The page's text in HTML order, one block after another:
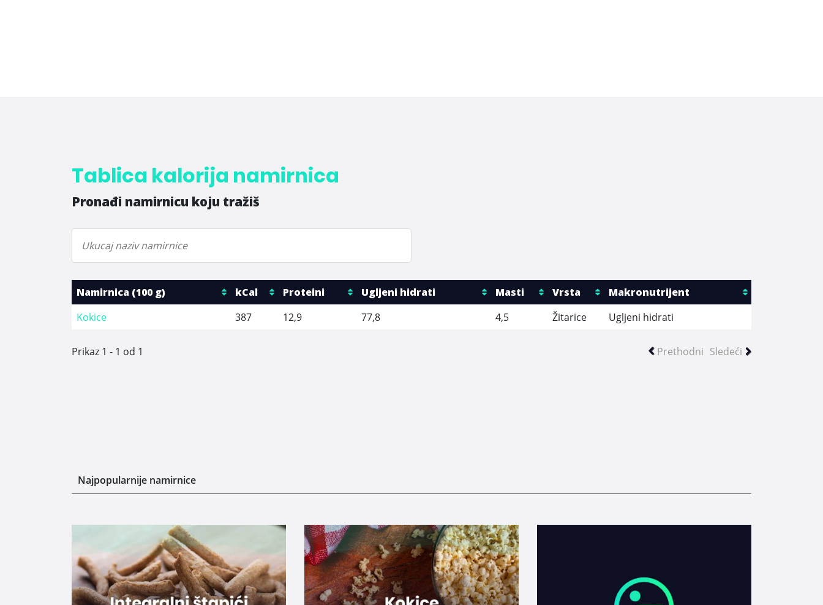
Tablica kalorija namirnica
Pronađi namirnicu koju tražiš
Namirnica (100 g) kCal Proteini Ugljeni hidrati Masti Vrsta
Makronutrijent
Kokice
387 12,9 77,8 4,5 Žitarice Ugljeni hidrati
Prikaz 1 - 1 od 1 Prethodni Sledeći
Najpopularnije namirnice